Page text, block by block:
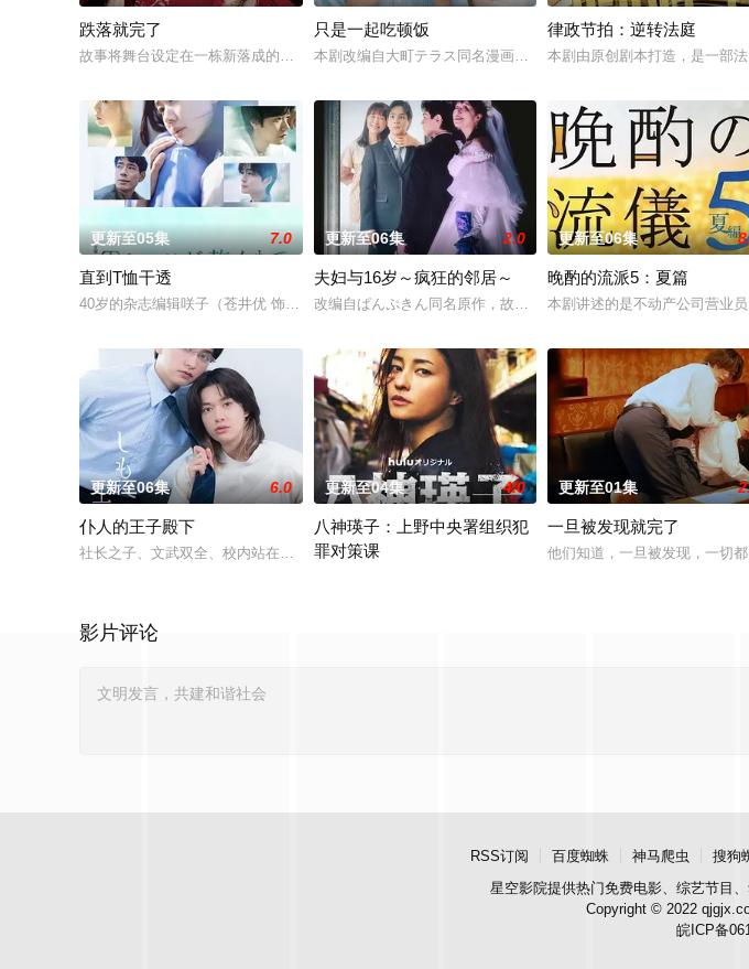
跌落就完了
故事将舞台设定在一栋新落成的豪华高级公寓中。主人公月岛明日海（宇垣美里 饰）本以为和丈夫、女儿
只是一起吃顿饭
本剧改编自大町テラス同名漫画，描绘了过着不满足日常生活的已
律政节拍：逆转法庭
本剧由原创剧本打造，是一部
更新至05集 7.0
直到T恤干透
40岁的杂志编辑咲子（苍井优 饰）原本深信自己拥有美满的婚姻，但在卷入一场事故后，她意外发现丈夫
更新至06集 2.0
夫妇与16岁～疯狂的邻居～
改编自ぱんぷきん同名原作，故事以在小公寓里过着新婚生活的公
更新至06集
晚酌的流派5：夏篇
本剧讲述的是不动产公司营业
更新至06集 6.0
仆人的王子殿下
社长之子、文武双全、校内站在金字塔顶端的五藤直也（小川饰），以及每天被他使唤来使唤去、身处底
更新至04集 4.0
八神瑛子：上野中央署组织犯
罪对策课
更新至01集
一旦被发现就完了
他们知道，一旦被发现，一切
影片评论
RSS订阅 百度蜘蛛 神马爬虫 搜狗
星空影院提供热门免费电影、综艺节目
Copyright © 2022
皖ICP备